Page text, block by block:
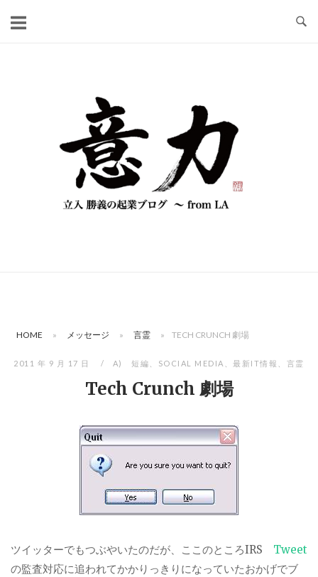
HOME » メッセージ » 言霊 » TECH CRUNCH 劇場
2011 年 9 月 17 日 A) 短編 SOCIAL MEDIA 、最新IT情報 言霊
Tech Crunch 劇場
Tweet
ツイッターでもつぶやいたのだが、ここのところIRS
の監査対応に追われてかかりっきりになっていたおかげでブ